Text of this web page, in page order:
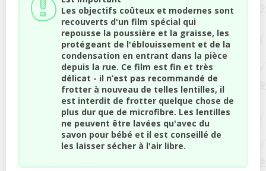
Les objectifs coûteux et modernes sont
recouverts d'un film spécial qui
repousse la poussière et la graisse, les
protégeant de l'éblouissement et de la
condensation en entrant dans la pièce
depuis la rue. Ce film est fin et très
délicat - il n’est pas recommandé de
frotter à nouveau de telles lentilles, il
est interdit de frotter quelque chose de
plus dur que de microfibre. Les lentilles
ne peuvent être lavées qu'avec du
savon pour bébé et il est conseillé de
les laisser sécher à l'air libre.